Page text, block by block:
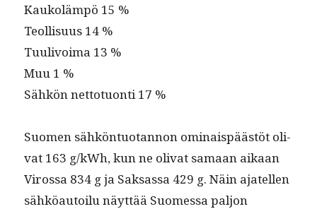
Kaukoläm­pö 15 %
Teol­lisu­us 14 %
Tuulivoima 13 %
Muu 1 %
Sähkön net­to­tuon­ti 17 %
Suomen sähkön­tuotan­non omi­nais­päästöt oli­
vat 163 g/kWh, kun ne oli­vat samaan aikaan
Virossa 834 g ja Sak­sas­sa 429 g. Näin ajatellen
sähköau­toilu näyt­tää Suomes­sa paljon